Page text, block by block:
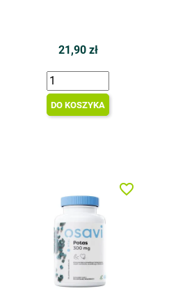
21,90 zł
DO KOSZYKA
favorite_border